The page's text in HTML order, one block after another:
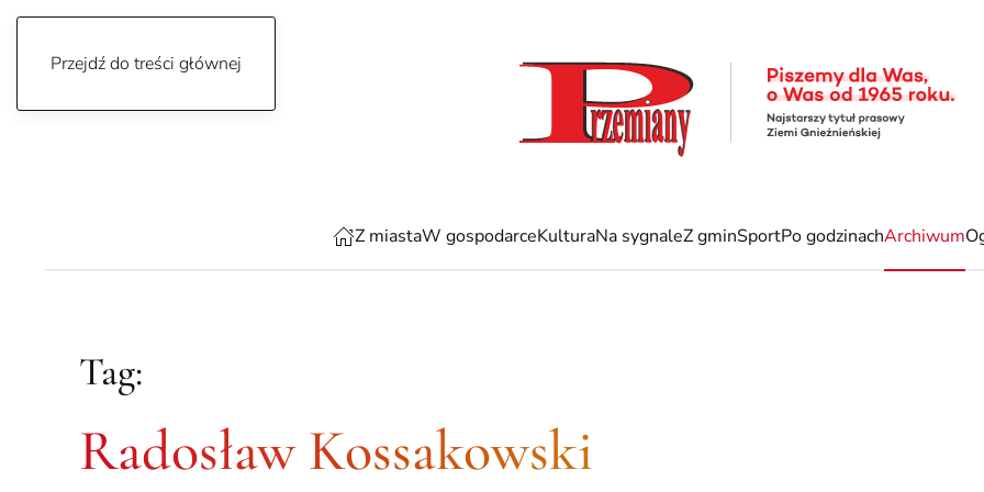
Przejdź do treści głównej
Z miastaW gospodarceKulturaNa sygnaleZ gminSportPo godzinachArchiwum
Tag:
Radosław Kossakowski